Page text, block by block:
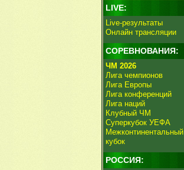
LIVE:
Live-результаты
Онлайн трансляции
СОРЕВНОВАНИЯ:
ЧМ 2026
Лига чемпионов
Лига Европы
Лига конференций
Лига наций
Клубный ЧМ
Суперкубок УЕФА
Межконтинентальный
кубок
РОССИЯ: